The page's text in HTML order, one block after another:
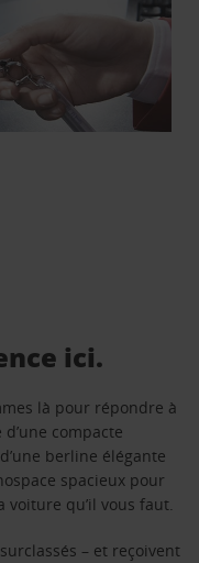
ici.
là pour répondre à
compacte
berline élégante
spacieux pour
voiture qu’il vous faut.
– et reçoivent